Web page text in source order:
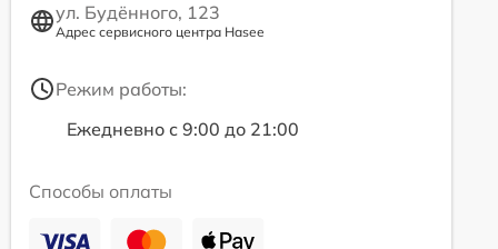
ул. Будённого, 123
Адрес сервисного центра Hasee
Режим работы:
Ежедневно с 9:00 до 21:00
Способы оплаты